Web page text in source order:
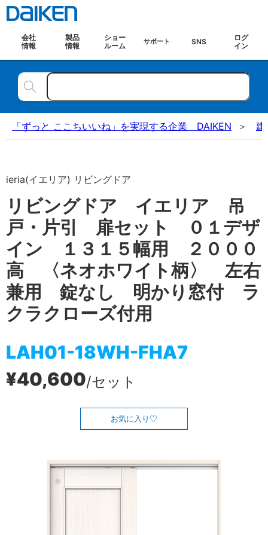
会社
情報
製品
情報
ショー
ルーム
サポート SNS
ログ
イン
「ずっと ここちいいね」を実現する企業 DAIKEN 建
ieria(イエリア) リビングドア
リビングドア イエリア 吊
戸・片引 扉セット ０１デザ
イン １３１５幅用 ２０００
高 〈ネオホワイト柄〉 左右
兼用 錠なし 明かり窓付 ラ
クラクローズ付用
LAH01-18WH-FHA7
¥40,600/セット
お気に入り